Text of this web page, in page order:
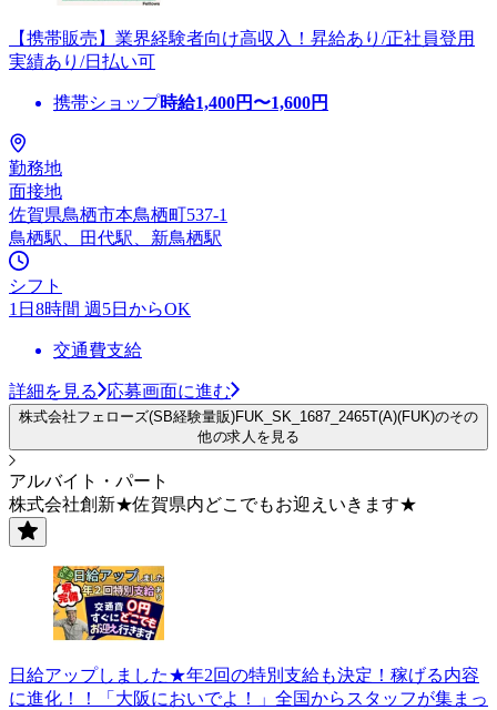
【携帯販売】業界経験者向け高収入！昇給あり/正社員登用
実績あり/日払い可
携帯ショップ時給1,400円〜1,600円
勤務地
面接地
佐賀県鳥栖市本鳥栖町537-1
鳥栖駅、田代駅、新鳥栖駅
シフト
1日8時間 週5日からOK
交通費支給
詳細を見る 応募画面に進む
株式会社フェローズ(SB経験量販)FUK_SK_1687_2465T(A)(FUK)のその
他の求人を見る
アルバイト・パート
株式会社創新★佐賀県内どこでもお迎えいきます★
日給アップしました★年2回の特別支給も決定！稼げる内容
に進化！！「大阪においでよ！」全国からスタッフが集まっ